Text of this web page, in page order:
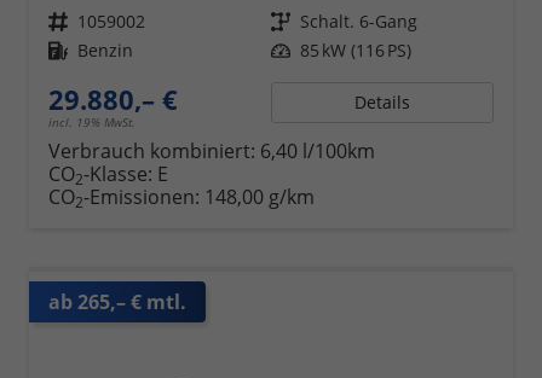
Fahrzeugnr. 1059002 Getriebe Schalt. 6-Gang
Kraftstoff Benzin Leistung 85 kW (116 PS)
29.880,– €
incl. 19% MwSt.
Details
Verbrauch kombiniert: 6,40 l/100km
CO2-Klasse: E
CO2-Emissionen: 148,00 g/km
ab 265,– € mtl.